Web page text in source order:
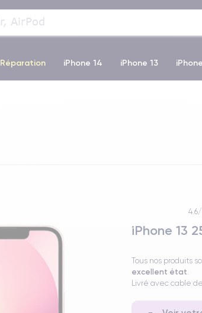
Réparation iPhone 14 iPhone 13
iPhone 13
Tous nos produits
excellent état
Livré avec cable